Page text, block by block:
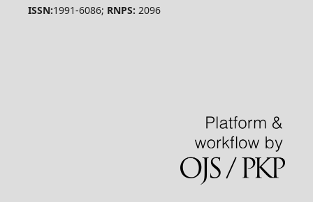
ISSN:1991-6086; RNPS: 2096